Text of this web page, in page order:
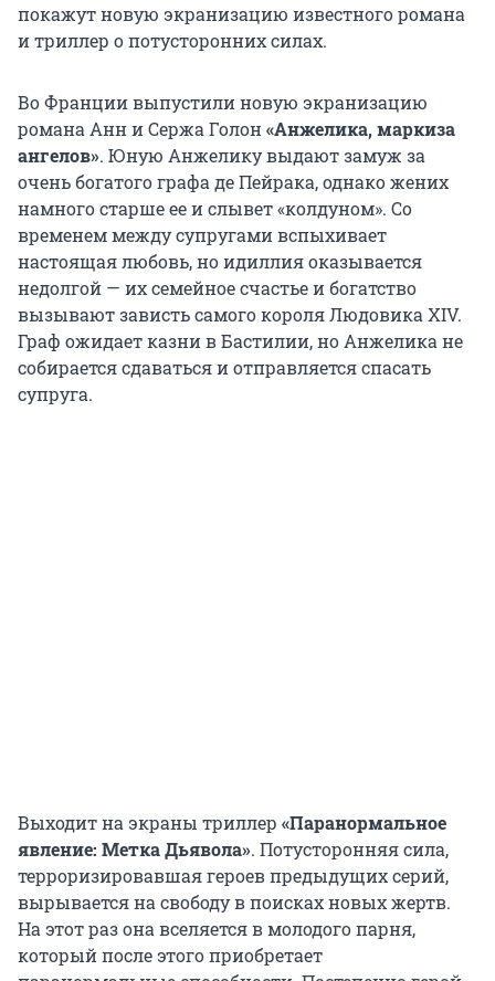
покажут новую экранизацию известного романа
и триллер о потусторонних силах.
Во Франции выпустили новую экранизацию
романа Анн и Сержа Голон«Анжелика, маркиза
ангелов». Юную Анжелику выдают замуж за
очень богатого графа де Пейрака, однако жених
намного старше ее и слывет «колдуном». Со
временем между супругами вспыхивает
настоящая любовь, но идиллия оказывается
недолгой — их семейное счастье и богатство
вызывают зависть самого короля Людовика XIV.
Граф ожидает казни в Бастилии, но Анжелика не
собирается сдаваться и отправляется спасать
супруга.
Выходит на экраны триллер «Паранормальное
явление: Метка Дьявола». Потусторонняя сила,
терроризировавшая героев предыдущих серий,
вырывается на свободу в поисках новых жертв.
На этот раз она вселяется в молодого парня,
который после этого приобретает